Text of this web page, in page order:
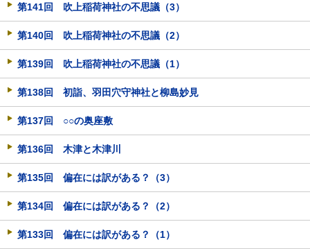
第141回 吹上稲荷神社の不思議（3）
第140回 吹上稲荷神社の不思議（2）
第139回 吹上稲荷神社の不思議（1）
第138回 初詣、羽田穴守神社と柳島妙見
第137回 ○○の奥座敷
第136回 木津と木津川
第135回 偏在には訳がある？（3）
第134回 偏在には訳がある？（2）
第133回 偏在には訳がある？（1）